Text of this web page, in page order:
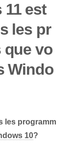
11 est
les pr
que vo
Windo
les programm
10?